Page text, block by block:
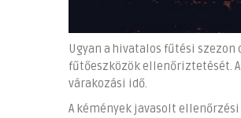
Ugyan a hivatalos fűtési szezon
fűtőeszközök ellenőriztetését.
várakozási idő.
A kémények javasolt